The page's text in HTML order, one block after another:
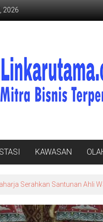
2026
KAWASAN
Serahkan Santunan Ahli